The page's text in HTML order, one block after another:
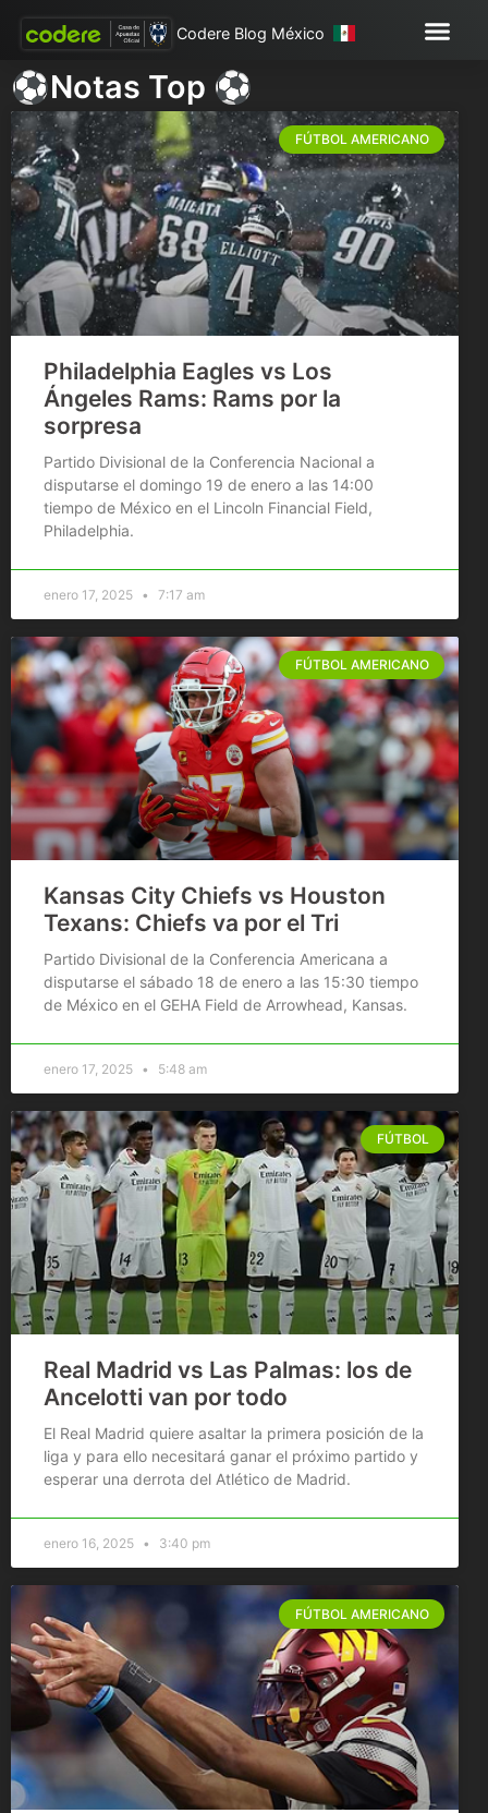
Codere Blog México
⚽Notas Top ⚽
FÚTBOL AMERICANO
Philadelphia Eagles vs Los
Ángeles Rams: Rams por la
sorpresa
Partido Divisional de la Conferencia Nacional a
disputarse el domingo 19 de enero a las 14:00
tiempo de México en el Lincoln Financial Field,
Philadelphia.
enero 17, 2025 7:17 am
FÚTBOL AMERICANO
Kansas City Chiefs vs Houston
Texans: Chiefs va por el Tri
Partido Divisional de la Conferencia Americana a
disputarse el sábado 18 de enero a las 15:30 tiempo
de México en el GEHA Field de Arrowhead, Kansas.
enero 17, 2025 5:48 am
FÚTBOL
Real Madrid vs Las Palmas: los de
Ancelotti van por todo
El Real Madrid quiere asaltar la primera posición de la
liga y para ello necesitará ganar el próximo partido y
esperar una derrota del Atlético de Madrid.
enero 16, 2025 3:40 pm
FÚTBOL AMERICANO